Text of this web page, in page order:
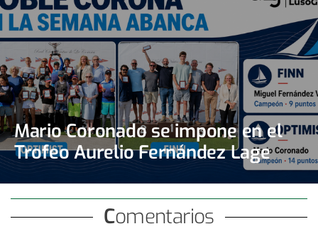
Mario Coronado se impone en el
Trofeo Aurelio Fernández Lage
Comentarios